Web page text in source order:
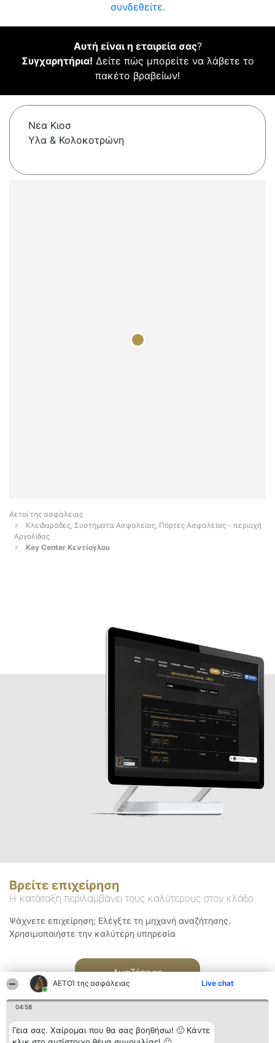
ΑΕΤΟΊ της ασφάλειας Live chat
04:58
Γεια σας. Χαίρομαι που θα σας βοηθήσω! 🙂 Κάντε
συνδεθείτε.
Αυτή είναι η εταιρεία σας?
Συγχαρητήρια! Δείτε πώς μπορείτε να λάβετε το
πακέτο βραβείων!
Νεα Κιοσ
Υλα & Κολοκοτρώνη
Αετοί της ασφάλειας
Κλειδαράδες, Συστήματα Ασφαλείας, Πόρτες Ασφαλείας - περιοχή
Αργολίδας
Key Center Κεντίογλου
Βρείτε επιχείρηση
Η κατάταξη περιλαμβάνει τους καλύτερους στον κλάδο
Ψάχνετε επιχείρηση; Ελέγξτε τη μηχανή αναζήτησης.
Χρησιμοποιήστε την καλύτερη υπηρεσία
Αναζήτηση